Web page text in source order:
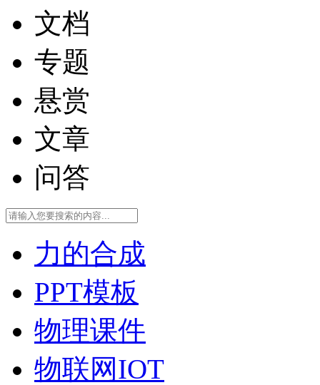
文档
专题
悬赏
文章
问答
力的合成
PPT模板
物理课件
物联网IOT